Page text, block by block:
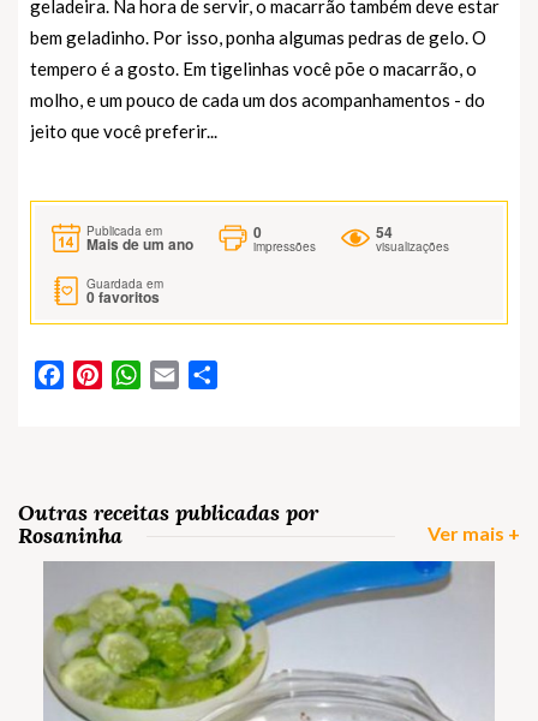
geladeira. Na hora de servir, o macarrão também deve estar
bem geladinho. Por isso, ponha algumas pedras de gelo. O
tempero é a gosto. Em tigelinhas você põe o macarrão, o
molho, e um pouco de cada um dos acompanhamentos - do
jeito que você preferir...
Publicada em
Mais de um ano
0
impressões
54
visualizações
Guardada em
0favoritos
FacebookPinterestWhatsApp
Email
Outras receitas publicadas por
Rosaninha
Ver mais +